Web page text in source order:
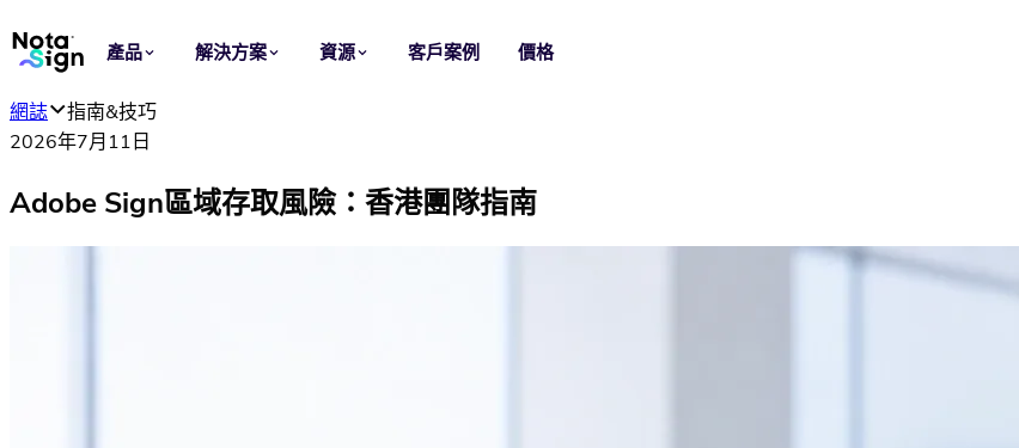
產品 解決方案 資源 客戶案例 價格
在線傳送、簽署及管理協議，讓每次簽約更快完成。
使用可信數位憑證簽署，滿足高保障業務流程需求。
應用場景 行業
加快由報價至簽約的流程，讓每宗交易持續推進。
在開戶、信貸及服務流程中，安全完成大量客戶簽署。
了解 Nota Sign 產品洞察、簽署指南和最新動態。
查找設定和使用 Nota Sign 的實用操作指南。
網誌
指南&技巧
2026年7月11日
Adobe Sign區域存取風險：香港團隊指南